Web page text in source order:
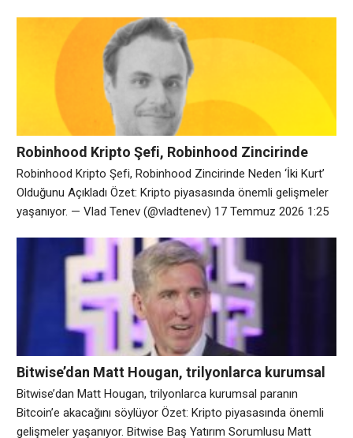
olarak da bilinen Dijital Varlık Piyasası Netlik Yasasını ele almak
için bir öneride bulundu ve Eylül ayı için kripto piyasası yapı
tasarısında önemli bir prosedür oylaması hazırladı.
Robinhood Kripto Şefi, Robinhood Zincirinde
Neden ‘İki Kurt’ Olduğunu Açıkladı
Robinhood Kripto Şefi, Robinhood Zincirinde Neden ‘İki Kurt’
Olduğunu Açıkladı Özet: Kripto piyasasında önemli gelişmeler
yaşanıyor. — Vlad Tenev (@vladtenev) 17 Temmuz 2026 1:25
lansmanı 9:37 Robinhood Chain’in temel odak noktası 12:20
RH neyi seviyor ve/veya daha fazlasını görmek istiyor 16:10
Nasıl… pic.twitter.com/GcXIWM4Qe7 — Şifreyi Çöz
(@DecryptMedia) 7
Bitwise’dan Matt Hougan, trilyonlarca kurumsal
paranın Bitcoin’e akacağını söylüyor
Bitwise’dan Matt Hougan, trilyonlarca kurumsal paranın
Bitcoin’e akacağını söylüyor Özet: Kripto piyasasında önemli
gelişmeler yaşanıyor. Bitwise Baş Yatırım Sorumlusu Matt